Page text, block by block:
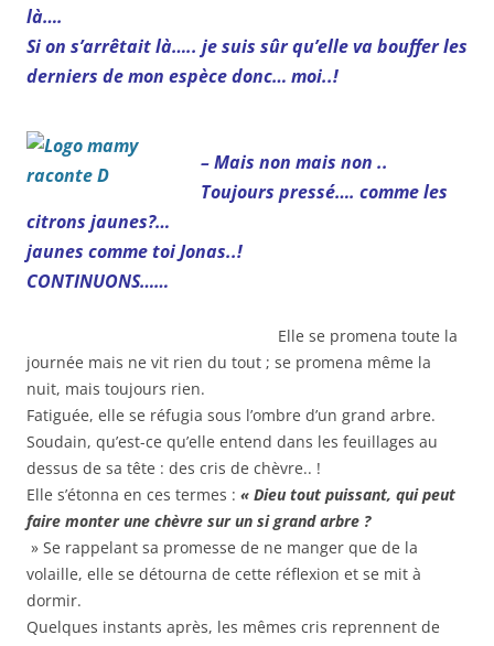
là….
Si on s’arrêtait là….. je suis sûr qu’elle va bouffer les
derniers de mon espèce donc… moi..!
– Mais non mais non ..
Toujours pressé…. comme les
citrons jaunes?…
jaunes comme toi Jonas..!
CONTINUONS……
Elle se promena toute la
journée mais ne vit rien du tout ; se promena même la
nuit, mais toujours rien.
Fatiguée, elle se réfugia sous l’ombre d’un grand arbre.
Soudain, qu’est-ce qu’elle entend dans les feuillages au
dessus de sa tête : des cris de chèvre.. !
Elle s’étonna en ces termes : « Dieu tout puissant, qui peut
faire monter une chèvre sur un si grand arbre ?
» Se rappelant sa promesse de ne manger que de la
volaille, elle se détourna de cette réflexion et se mit à
dormir.
Quelques instants après, les mêmes cris reprennent de